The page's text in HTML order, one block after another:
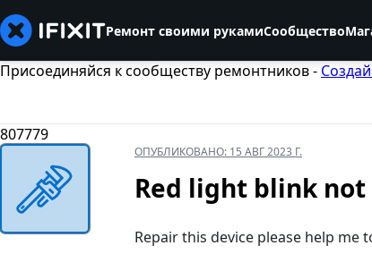
Ремонт своими рукамиСообщество
Присоединяйся к сообществу ремонтников -
807779
ОПУБЛИКОВАНО: 15 АВГ 2023 Г.
Red light blink
Repair this device please help